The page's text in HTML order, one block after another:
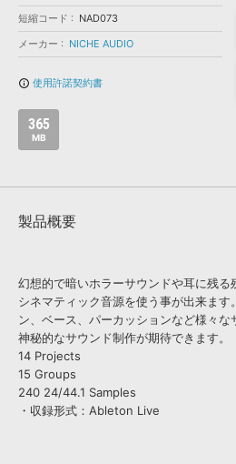
BGM »
APS
SLS
短縮コード
NAD073
メーカー
NICHE AUDIO
info_outline 使用許諾契約書
365
MB
製品概要
幻想的で暗いホラーサウンドや耳に残
シネマティック音源を使う事が出来ます
ン、ベース、パーカッションなど様々
神秘的なサウンド制作が期待できます。
14 Projects
15 Groups
240 24/44.1 Samples
・収録形式：Ableton Live